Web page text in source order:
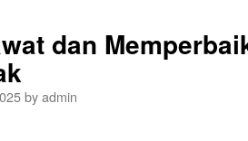
dan
byadmin